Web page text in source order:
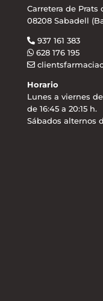
Carretera de Prats
08208 Sabadell
937 161 383
628 176 195
Horario
Lunes a viernes
de 16:45 a 20:15 h.
Sábados alternos